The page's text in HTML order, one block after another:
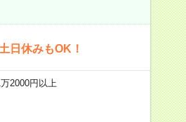
日休みもOK！
2000円以上